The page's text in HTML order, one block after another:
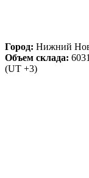
Город: Нижний
Объем склада:
(UT +3)